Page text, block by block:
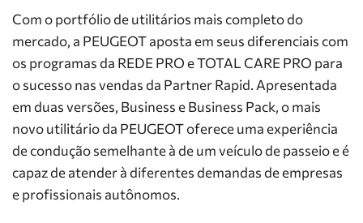
Com o portfólio de utilitários mais completo do
mercado, a PEUGEOT aposta em seus diferenciais com
os programas da REDE PRO e TOTAL CARE PRO para
o sucesso nas vendas da Partner Rapid. Apresentada
em duas versões, Business e Business Pack, o mais
novo utilitário da PEUGEOT oferece uma experiência
de condução semelhante à de um veículo de passeio e é
capaz de atender à diferentes demandas de empresas
e profissionais autônomos.